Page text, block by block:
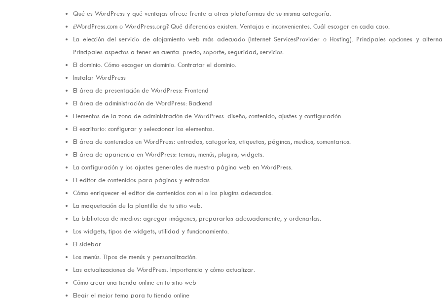
Qué es WordPress y qué ventajas ofrece frente a otras plataformas de su misma categoría.
¿WordPress.com o WordPress.org? Qué diferencias existen. Ventajas e inconvenientes. Cuál escoger en cada caso.
La elección del servicio de alojamiento web más adecuado (Internet ServicesProvider o Hosting). Principales opciones y
Principales aspectos a tener en cuenta: precio, soporte, seguridad, servicios.
El dominio. Cómo escoger un dominio. Contratar el dominio.
Instalar WordPress
El área de presentación de WordPress: Frontend
El área de administración de WordPress: Backend
Elementos de la zona de administración de WordPress: diseño, contenido, ajustes y configuración.
El escritorio: configurar y seleccionar los elementos.
El área de contenidos en WordPress: entradas, categorías, etiquetas, páginas, medios, comentarios.
El área de apariencia en WordPress: temas, menús, plugins, widgets.
La configuración y los ajustes generales de nuestra página web en WordPress.
El editor de contenidos para páginas y entradas.
Cómo enriquecer el editor de contenidos con el o los plugins adecuados.
La maquetación de la plantilla de tu sitio web.
La biblioteca de medios: agregar imágenes, prepararlas adecuadamente, y ordenarlas.
Los widgets, tipos de widgets, utilidad y funcionamiento.
El sidebar
Los menús. Tipos de menús y personalización.
Las actualizaciones de WordPress. Importancia y cómo actualizar.
Cómo crear una tienda online en tu sitio web
Elegir el mejor tema para tu tienda online